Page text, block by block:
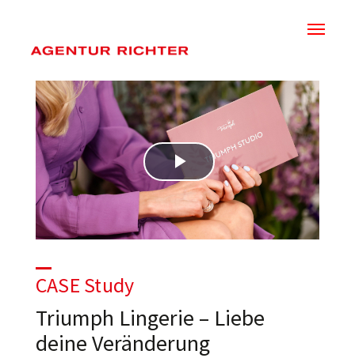
content
Play
Video
CASE Study
Triumph Lingerie – Liebe
deine Veränderung